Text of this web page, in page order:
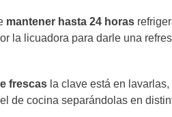
mantener hasta 24 horas
la licuadora para darle una
frescas la clave está en
de cocina separándolas en